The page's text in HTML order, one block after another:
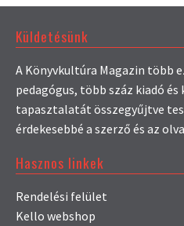
Küldetésünk
A Könyvkultúra Magazin több
pedagógus, több száz kiadó és
tapasztalatát összegyűjtve
érdekesebbé a szerző és az
Hasznos linkek
Rendelési felület
Kello webshop